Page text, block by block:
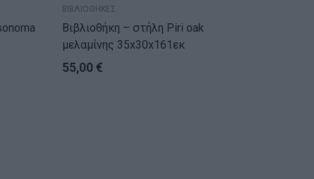
ΒΙΒΛΙΟΘΗΚΕΣ
Βιβλιοθήκη – στήλη Piri oak
μελαμίνης 35x30x161εκ
55,00 €